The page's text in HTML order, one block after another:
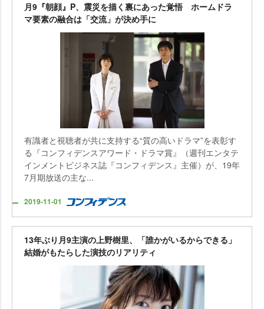
月9『朝顔』P、震災を描く裏にあった覚悟 ホームドラ
マ要素の融合は「交流」が決め手に
有識者と視聴者が共に支持する“質の高いドラマ”を表彰す
る『コンフィデンスアワード・ドラマ賞』（週刊エンタテ
インメントビジネス誌『コンフィデンス』主催）が、19年
7月期放送の主な...
2019-11-01
13年ぶり月9主演の上野樹里、「誰かがいるからできる」
結婚がもたらした演技のリアリティ